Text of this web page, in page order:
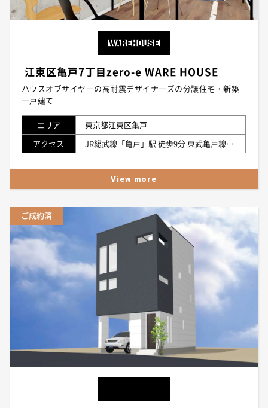
江東区亀戸7丁目zero-e WARE HOUSE
ハウスオブサイヤーの高耐震デザイナーズの分譲住宅・新築
一戸建て
エリア
東京都江東区亀戸
アクセス
JR総武線「亀戸」駅 徒歩9分 東武亀戸線「亀戸水神」駅 徒歩6分
View more
ご成約済